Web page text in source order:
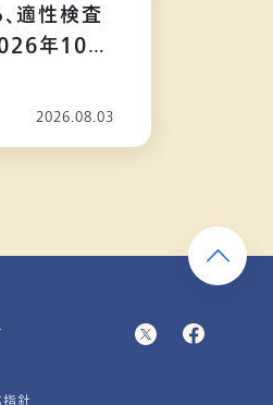
適性検査
年10月
2026.08.03